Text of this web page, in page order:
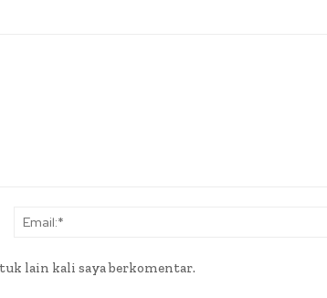
Nama:*
lain kali saya berkomentar.